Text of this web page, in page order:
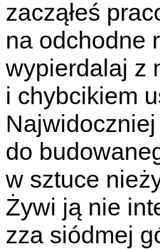
zacząłeś
na odchodne
wypierdalaj z
i chybcikiem
do
w sztuce
Żywi ją nie
zza siódmej